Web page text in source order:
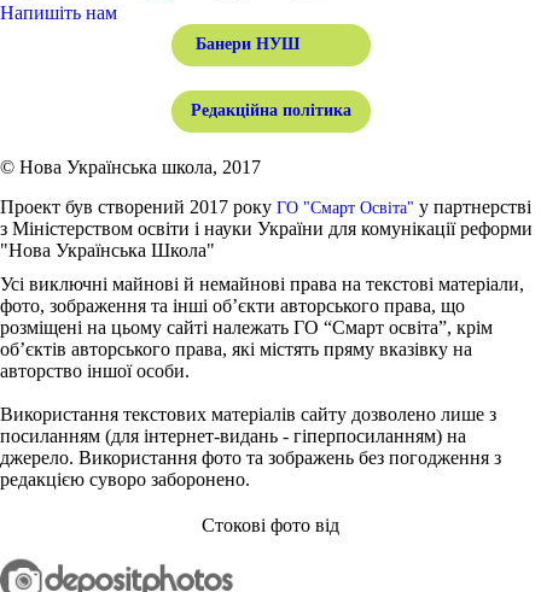
Напишіть нам
Банери НУШ
Редакційна політика
© Нова Українська школа, 2017
Проект був створений 2017 року ГО "Смарт Освіта" у партнерстві
з Міністерством освіти і науки України для комунікації реформи
"Нова Українська Школа"
Усі виключні майнові й немайнові права на текстові матеріали,
фото, зображення та інші об’єкти авторського права, що
розміщені на цьому сайті належать ГО “Смарт освіта”, крім
об’єктів авторського права, які містять пряму вказівку на
авторство іншої особи.
Використання текстових матеріалів сайту дозволено лише з
посиланням (для інтернет-видань - гіперпосиланням) на
джерело. Використання фото та зображень без погодження з
редакцією суворо заборонено.
Стокові фото від